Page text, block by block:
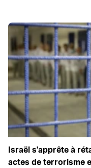
Israël s'apprête à
actes de terrorisme